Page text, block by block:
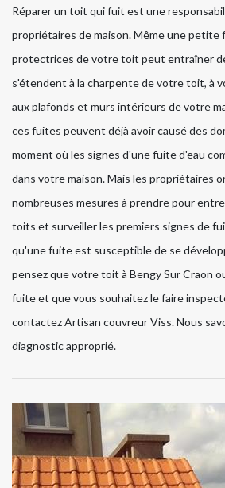
Réparer un toit qui fuit est une
propriétaires de maison. Même une petite
protectrices de votre toit peut entraîner
s'étendent à la charpente de votre toit, à
aux plafonds et murs intérieurs de votre
ces fuites peuvent déjà avoir causé des
moment où les signes d'une fuite d'eau
dans votre maison. Mais les propriétaires
nombreuses mesures à prendre pour
toits et surveiller les premiers signes de
qu'une fuite est susceptible de se
pensez que votre toit à Bengy Sur Craon
fuite et que vous souhaitez le faire
contactez Artisan couvreur Viss. Nous
diagnostic approprié.